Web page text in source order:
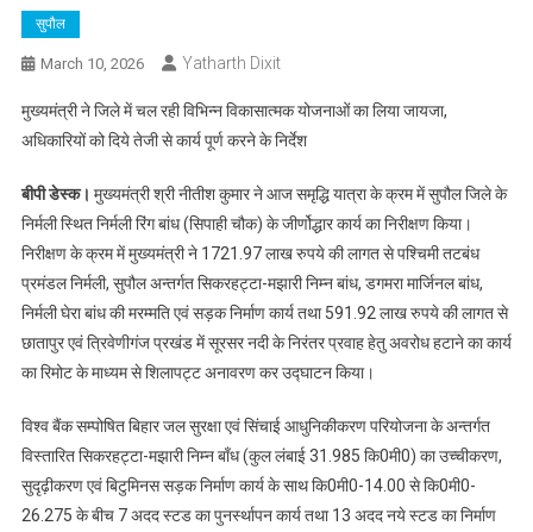
सुपौल
March 10, 2026 Yatharth Dixit
मुख्यमंत्री ने जिले में चल रही विभिन्न विकासात्मक योजनाओं का लिया जायजा,
अधिकारियों को दिये तेजी से कार्य पूर्ण करने के निर्देश
बीपी डेस्क। मुख्यमंत्री श्री नीतीश कुमार ने आज समृद्धि यात्रा के क्रम में सुपौल जिले के
निर्मली स्थित निर्मली रिंग बांध (सिपाही चौक) के जीर्णोद्धार कार्य का निरीक्षण किया।
निरीक्षण के क्रम में मुख्यमंत्री ने 1721.97 लाख रुपये की लागत से पश्चिमी तटबंध
प्रमंडल निर्मली, सुपौल अन्तर्गत सिकरहट्टा-मझारी निम्न बांध, डगमरा मार्जिनल बांध,
निर्मली घेरा बांध की मरम्मति एवं सड़क निर्माण कार्य तथा 591.92 लाख रुपये की लागत से
छातापुर एवं त्रिवेणीगंज प्रखंड में सूरसर नदी के निरंतर प्रवाह हेतु अवरोध हटाने का कार्य
का रिमोट के माध्यम से शिलापट्ट अनावरण कर उद्घाटन किया।
विश्व बैंक सम्पोषित बिहार जल सुरक्षा एवं सिंचाई आधुनिकीकरण परियोजना के अन्तर्गत
विस्तारित सिकरहट्टा-मझारी निम्न बाँध (कुल लंबाई 31.985 कि0मी0) का उच्चीकरण,
सुदृढ़ीकरण एवं बिटुमिनस सड़क निर्माण कार्य के साथ कि0मी0-14.00 से कि0मी0-
26.275 के बीच 7 अदद स्टड का पुनर्स्थापन कार्य तथा 13 अदद नये स्टड का निर्माण